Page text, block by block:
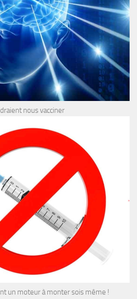
nous vacciner
un moteur à monter sois même !